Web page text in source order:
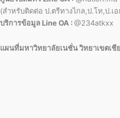
(สำหรับติดต่อ ป.ตรีทางไกล,ป.โท,ป.เอ
บริการข้อมูล Line OA :@234atkxx
แผนที่มหาวิทยาลัยเนชั่น วิทยาเขตเชี